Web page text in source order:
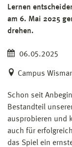
Lernen
am 6. Mai 2025
drehen.
06.05.2025
Campus
Schon seit
Bestandteil
ausprobieren und
auch für
das Spiel ein